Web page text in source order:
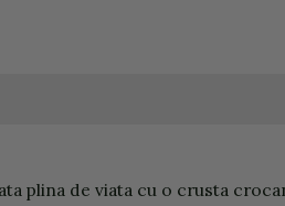
plina de viata cu o crusta